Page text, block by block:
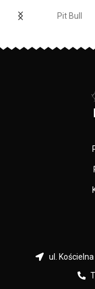
sitodruku przez co są
Pit Bull
ul.